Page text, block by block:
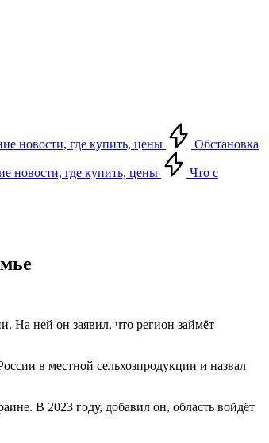
новости, где купить, цены Обстановка
новости, где купить, цены
Что с
На ней он заявил, что регион займёт
в местной сельхозпродукции и назвал
В 2023 году, добавил он, область войдёт